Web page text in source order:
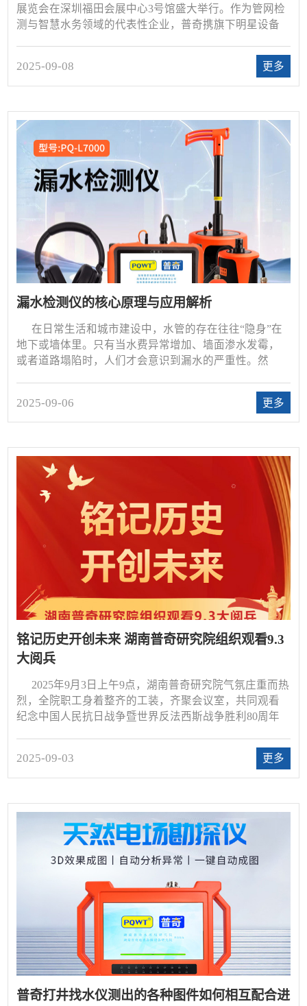
展览会在深圳福田会展中心3号馆盛大举行。作为管网检
测与智慧水务领域的代表性企业，普奇携旗下明星设备
管线探测仪以及新品PQ-127管道漏水检测仪闪耀登场，
现场吸引了众多行业专家、工程单位与合作伙伴的关
注。
2025-09-08 更多
漏水检测仪的核心原理与应用解析
在日常生活和城市建设中，水管的存在往往“隐身”在
地下或墙体里。只有当水费异常增加、墙面渗水发霉，
或者道路塌陷时，人们才会意识到漏水的严重性。然
台专业的漏水检测仪，就成了工程师和维修人员的得力
助手。今天我们就以一种轻松的方式，带大家深入了解
漏水检测仪的核心原理，以及它在不同场景下的应用。
2025-09-06 更多
铭记历史开创未来 湖南普奇研究院组织观看9.3
大阅兵
2025年9月3日上午9点，湖南普奇研究院气氛庄重而热
烈，全院职工身着整齐的工装，齐聚会议室，共同观看
纪念中国人民抗日战争暨世界反法西斯战争胜利80周年
2025-09-03 更多
普奇打井找水仪测出的各种图件如何相互配合进